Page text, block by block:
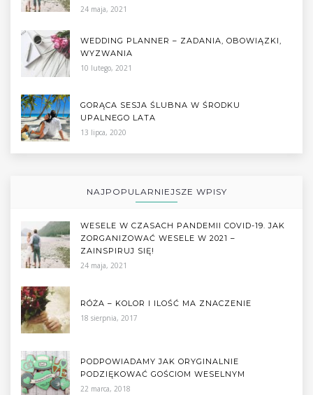
24 maja, 2021
WEDDING PLANNER – ZADANIA, OBOWIĄZKI,
WYZWANIA
10 lutego, 2021
GORĄCA SESJA ŚLUBNA W ŚRODKU
UPALNEGO LATA
13 lipca, 2020
NAJPOPULARNIEJSZE WPISY
WESELE W CZASACH PANDEMII COVID-19. JAK
ZORGANIZOWAĆ WESELE W 2021 –
ZAINSPIRUJ SIĘ!
24 maja, 2021
RÓŻA – KOLOR I ILOŚĆ MA ZNACZENIE
18 sierpnia, 2017
PODPOWIADAMY JAK ORYGINALNIE
PODZIĘKOWAĆ GOŚCIOM WESELNYM
22 marca, 2018